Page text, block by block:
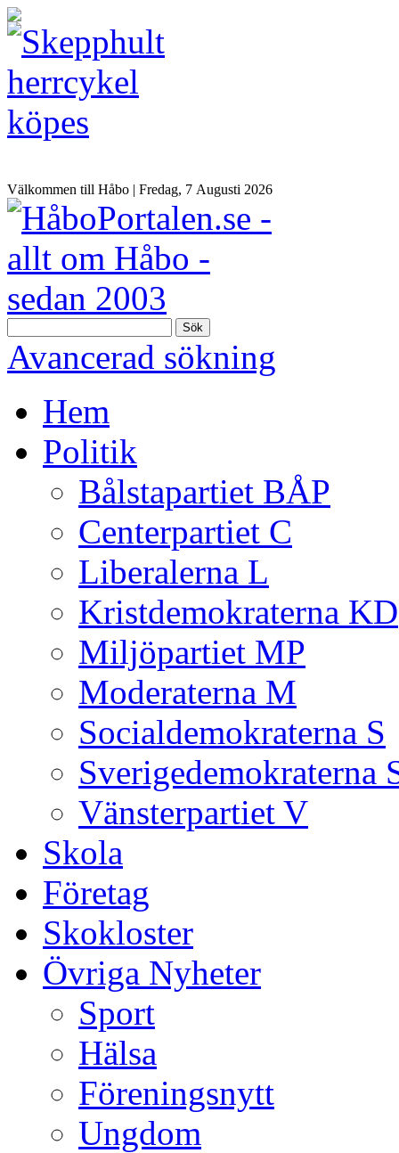
Välkommen till Håbo | Fredag, 7 Αugusti 2026
Sök
Avancerad sökning
Hem
Politik
Bålstapartiet BÅP
Centerpartiet C
Liberalerna L
Kristdemokraterna KD
Miljöpartiet MP
Moderaterna M
Socialdemokraterna S
Sverigedemokraterna
Vänsterpartiet V
Skola
Företag
Skokloster
Övriga Nyheter
Sport
Hälsa
Föreningsnytt
Ungdom